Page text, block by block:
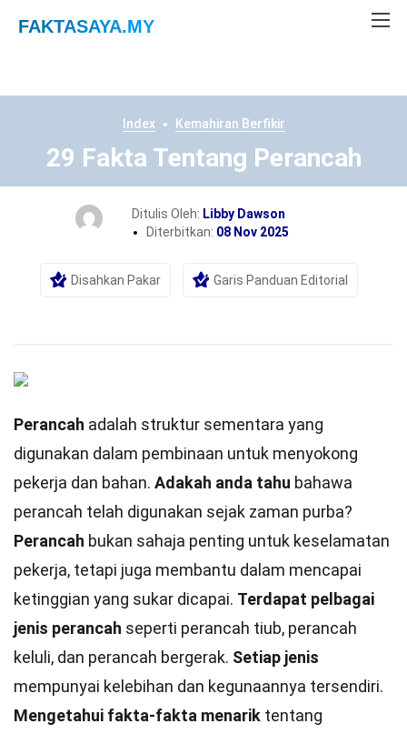
FAKTASAYA.MY
Index Kemahiran Berfikir
29 Fakta Tentang Perancah
Ditulis Oleh: Libby Dawson
Diterbitkan: 08 Nov 2025
Disahkan Pakar Garis Panduan Editorial
Perancah adalah struktur sementara yang
digunakan dalam pembinaan untuk menyokong
pekerja dan bahan. Adakah anda tahu bahawa
perancah telah digunakan sejak zaman purba?
Perancah bukan sahaja penting untuk keselamatan
pekerja, tetapi juga membantu dalam mencapai
ketinggian yang sukar dicapai. Terdapat pelbagai
jenis perancah seperti perancah tiub, perancah
keluli, dan perancah bergerak. Setiap jenis
mempunyai kelebihan dan kegunaannya tersendiri.
Mengetahui fakta-fakta menarik tentang